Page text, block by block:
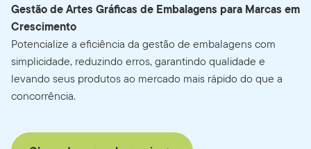
Gestão de Artes Gráficas de Embalagens para Marcas em
Crescimento
Potencialize a eficiência da gestão de embalagens com
simplicidade, reduzindo erros, garantindo qualidade e
levando seus produtos ao mercado mais rápido do que a
concorrência.